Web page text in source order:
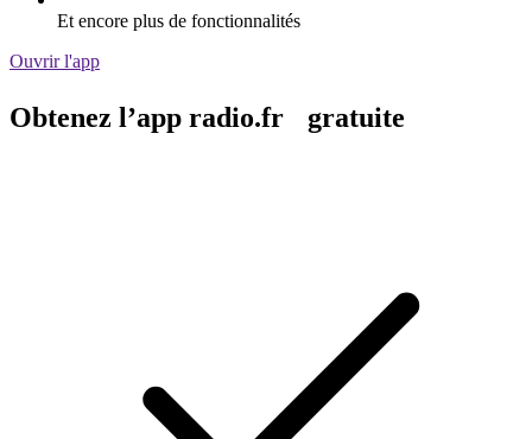
Et encore plus de fonctionnalités
Ouvrir l'app
Obtenez l’app radio.fr gratuite